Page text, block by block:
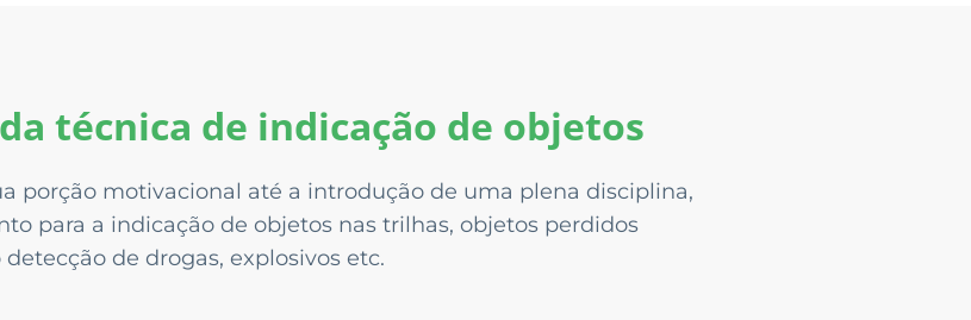
técnica de indicação de objetos
porção motivacional até a introdução de uma plena disciplina,
para a indicação de objetos nas trilhas, objetos perdidos
de drogas, explosivos etc.